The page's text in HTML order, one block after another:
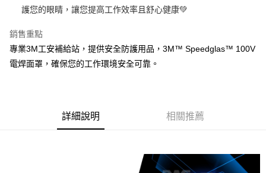
全家取貨付款
護您的眼睛，讓您提高工作效率且舒心健康💚
銷售重點
專業3M工安補給站，提供安全防護用品，3M™ Speedglas™ 100V
電焊面罩，確保您的工作環境安全可靠。
詳細說明 相關推薦